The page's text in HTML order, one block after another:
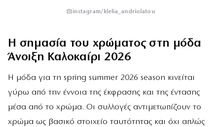
instagram/klelia_andriolatou
Η σημασία του χρώματος στη μόδα
Άνοιξη Καλοκαίρι 2026
Η μόδα για τη spring summer 2026 season κινείται
γύρω από την έννοια της έκφρασης και της έντασης
μέσα από το χρώμα. Οι συλλογές αντιμετωπίζουν το
χρώμα ως βασικό στοιχείο ταυτότητας και όχι απλώς